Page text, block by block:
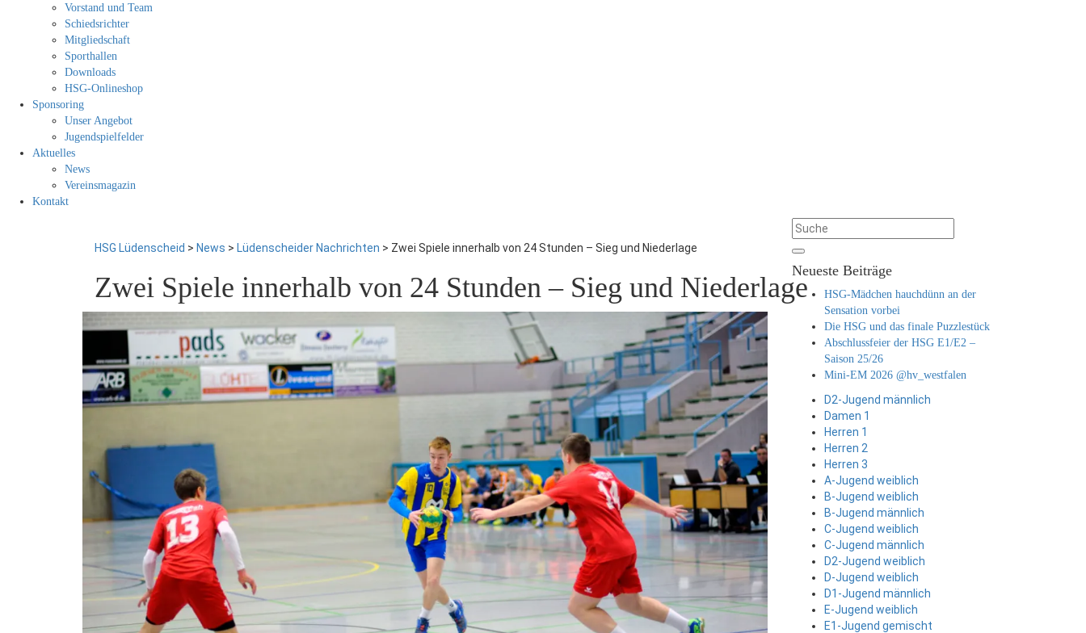
Vorstand und Team
Schiedsrichter
Mitgliedschaft
Sporthallen
Downloads
HSG-Onlineshop
Sponsoring
Unser Angebot
Jugendspielfelder
Aktuelles
News
Vereinsmagazin
Kontakt
HSG Lüdenscheid > News > Lüdenscheider Nachrichten > Zwei Spiele innerhalb von 24 Stunden – Sieg und Niederlage
Zwei Spiele innerhalb von 24 Stunden – Sieg und Niederlage
Neueste Beiträge
HSG-Mädchen hauchdünn an der
Sensation vorbei
Die HSG und das finale Puzzlestück
Abschlussfeier der HSG E1/E2 –
Saison 25/26
Mini-EM 2026 @hv_westfalen
D2-Jugend männlich
Damen 1
Herren 1
Herren 2
Herren 3
A-Jugend weiblich
B-Jugend weiblich
B-Jugend männlich
C-Jugend weiblich
C-Jugend männlich
D2-Jugend weiblich
D-Jugend weiblich
D1-Jugend männlich
E-Jugend weiblich
E1-Jugend gemischt